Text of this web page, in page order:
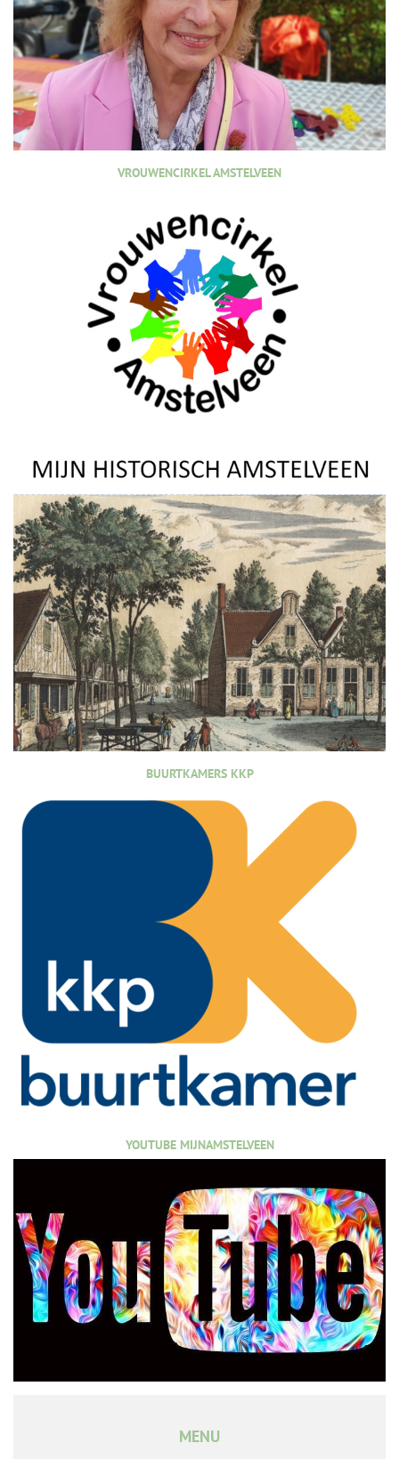
VROUWENCIRKEL AMSTELVEEN
BUURTKAMERS KKP
YOUTUBE MIJNAMSTELVEEN
MENU